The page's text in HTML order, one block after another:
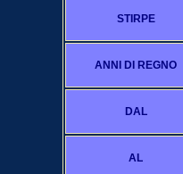
STIRPE
ANNI DI REGNO
DAL
AL